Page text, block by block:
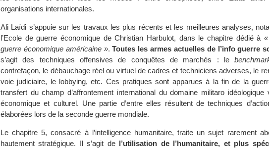
organisations internationales.
Ali Laïdi s’appuie sur les travaux les plus récents et les meilleures analyses,
l’Ecole de guerre économique de Christian Harbulot, dans le chapitre dédié à
guerre économique américaine ».Toutes les armes actuelles de l’info guerre
s’agit des techniques offensives de conquêtes de marchés : le
contrefaçon, le débauchage réel ou virtuel de cadres et techniciens adverses, le
voie judiciaire, le lobbying, etc. Ces pratiques sont apparues à la fin de la
transfert du champ d’affrontement international du domaine militaro
économique et culturel. Une partie d’entre elles résultent de techniques
élaborées lors de la seconde guerre mondiale.
Le chapitre 5, consacré à l’intelligence humanitaire, traite un sujet rarement
hautement stratégique. Il s’agit de l’utilisation de l’humanitaire, et plus